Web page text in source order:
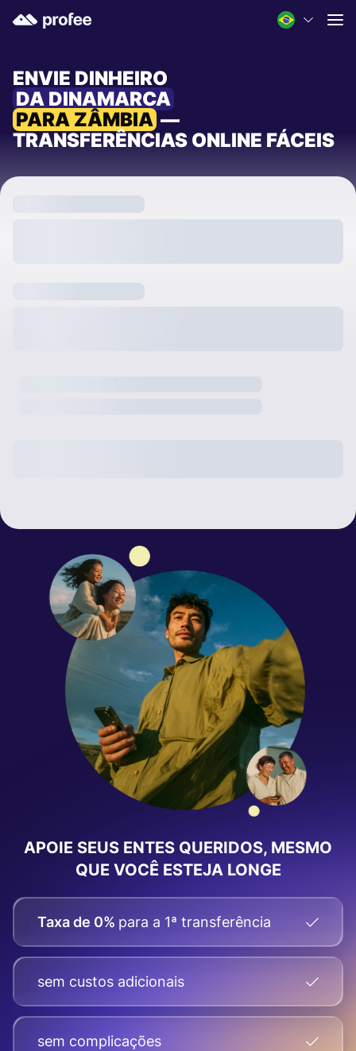
ENVIE DINHEIRO
DA DINAMARCA
PARA ZÂMBIA —
TRANSFERÊNCIAS ONLINE FÁCEIS
APOIE SEUS ENTES QUERIDOS, MESMO
QUE VOCÊ ESTEJA LONGE
Taxa de 0% para a 1ª transferência
sem custos adicionais
sem complicações